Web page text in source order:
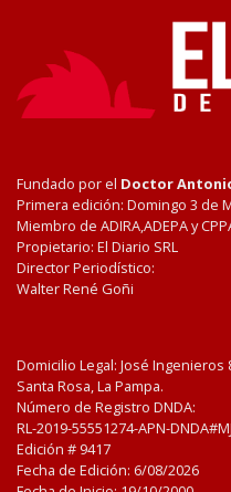
Fundado por el Doctor
Primera edición: Domingo 3 de
Miembro de ADIRA,ADEPA y
Propietario: El Diario SRL
Director Periodístico:
Walter René Goñi
Domicilio Legal: José Ingenieros
Santa Rosa, La Pampa.
Número de Registro DNDA:
RL-2019-55551274-APN-DNDA#MJ
Edición # 9417
Fecha de Edición: 6/08/2026